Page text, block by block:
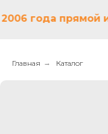
года прямой
Главная → Каталог